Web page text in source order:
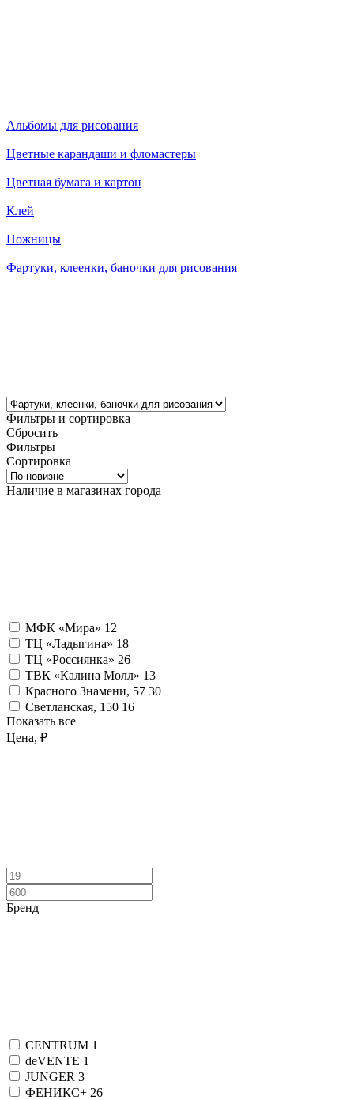
Альбомы для рисования
Цветные карандаши и фломастеры
Цветная бумага и картон
Клей
Ножницы
Фартуки, клеенки, баночки для рисования
Фильтры и сортировка
Сбросить
Фильтры
Сортировка
Наличие в магазинах города
МФК «Мира» 12
ТЦ «Ладыгина» 18
ТЦ «Россиянка» 26
ТВК «Калина Молл» 13
Красного Знамени, 57 30
Светланская, 150 16
Показать все
Цена, ₽
Бренд
CENTRUM 1
deVENTE 1
JUNGER 3
ФЕНИКС+ 26